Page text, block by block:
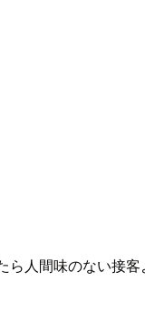
人間味のない接